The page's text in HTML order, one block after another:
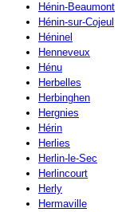
Hénin-Beaumont
Hénin-sur-Cojeul
Héninel
Henneveux
Hénu
Herbelles
Herbinghen
Hergnies
Hérin
Herlies
Herlin-le-Sec
Herlincourt
Herly
Hermaville